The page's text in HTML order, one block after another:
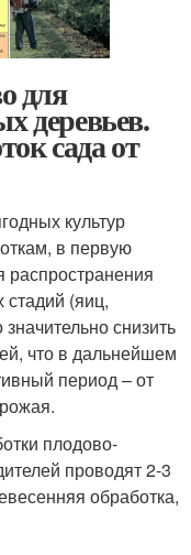
для
деревьев.
сада от
культур
в первую
(яиц,
снизить
что в дальнейшем
период – от
плодово-
проводят 2-3
обработка,